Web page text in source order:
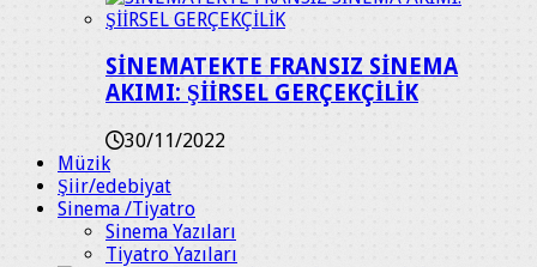
SİNEMATEKTE FRANSIZ SİNEMA
AKIMI: ŞİİRSEL GERÇEKÇİLİK
30/11/2022
Müzik
Şiir/edebiyat
Sinema /Tiyatro
Sinema Yazıları
Tiyatro Yazıları